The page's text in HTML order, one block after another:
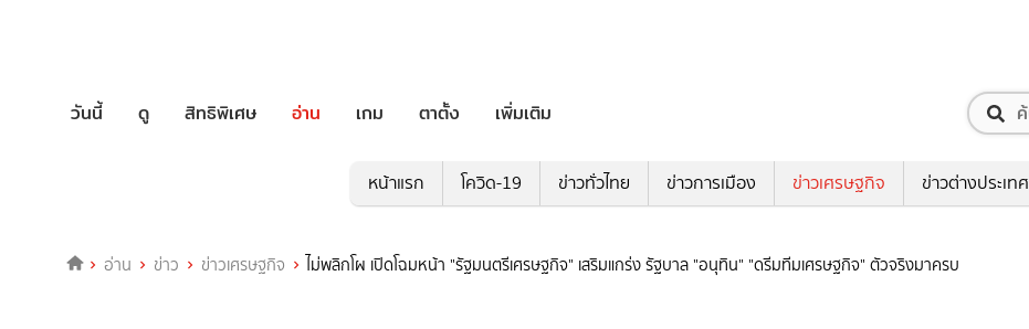
วันนี้ ดู สิทธิพิเศษ อ่าน เกม ตาตั้ง เพิ่มเติม
หน้าแรก โควิด-19 ข่าวทั่วไทย ข่าวการเมือง ข่าวเศรษฐกิจ ข่าวต่างประเทศ
อ่าน ข่าว ข่าวเศรษฐกิจ ไม่พลิกโผ เปิดโฉมหน้า "รัฐมนตรีเศรษฐกิจ" เสริมแกร่ง รัฐบาล "อนุทิน" "ดรีมทีมเศรษฐกิจ" ตัวจริงมาครบ ​